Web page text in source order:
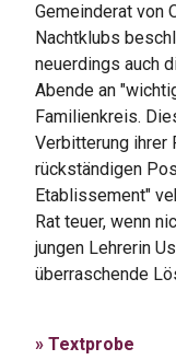
Gemeinderat von
Nachtklubs
neuerdings auch
Abende an
Familienkreis.
Verbitterung ihrer
rückständigen
Etablissement"
Rat teuer, wenn
jungen Lehrerin
überraschende
» Textprobe